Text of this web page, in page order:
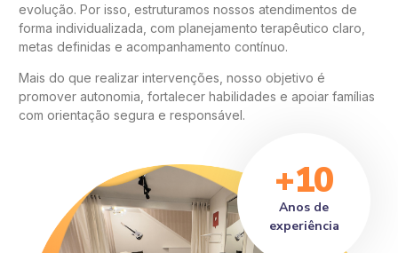
evolução. Por isso, estruturamos nossos atendimentos de
forma individualizada, com planejamento terapêutico claro,
metas definidas e acompanhamento contínuo.
Mais do que realizar intervenções, nosso objetivo é
promover autonomia, fortalecer habilidades e apoiar famílias
com orientação segura e responsável.
+10
Anos de
experiência